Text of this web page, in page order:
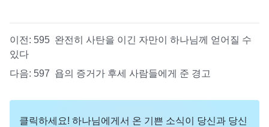
이전: 595 완전히 사탄을 이긴 자만이 하나님께 얻어질 수
있다
다음: 597 욥의 증거가 후세 사람들에게 준 경고
클릭하세요! 하나님에게서 온 기쁜 소식이 당신과 당신